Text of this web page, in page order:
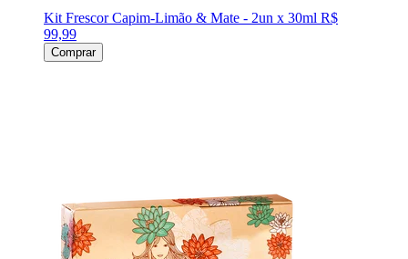
Kit Frescor Capim-Limão & Mate - 2un x 30ml R$
99,99
Comprar